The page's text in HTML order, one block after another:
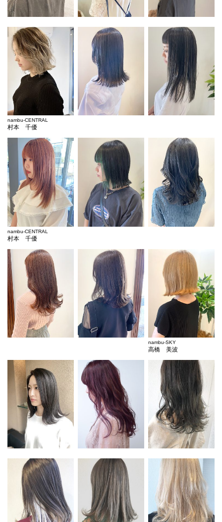
nambu-CENTRAL
村本 千優
nambu-CENTRAL
村本 千優
nambu-SKY
高橋 美波